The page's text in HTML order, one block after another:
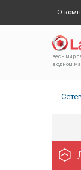
О
весь мир
в одном